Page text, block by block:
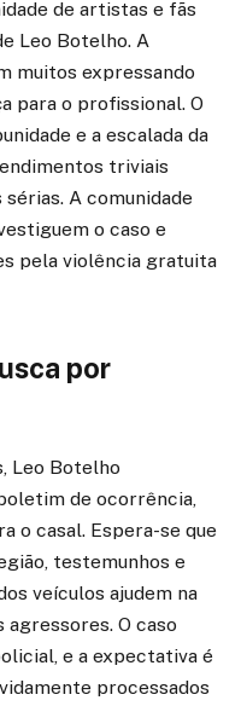
de artistas e fãs
Leo Botelho. A
muitos expressando
para o profissional. O
e a escalada da
triviais
A comunidade
o caso e
pela violência gratuita
por
Leo Botelho
de ocorrência,
o casal. Espera-se que
testemunhos e
veículos ajudem na
O caso
e a expectativa é
processados